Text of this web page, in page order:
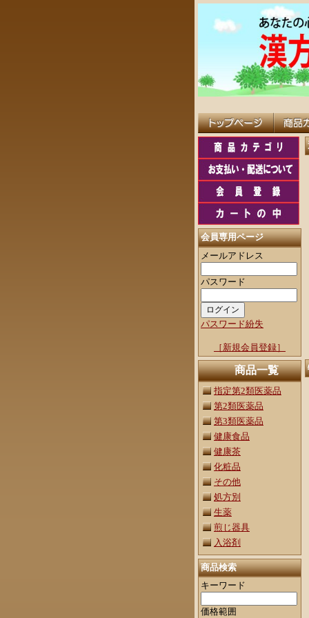
会員専用ページ
メールアドレス
パスワード
パスワード紛失
［新規会員登録］
商品一覧
指定第2類医薬品
第2類医薬品
第3類医薬品
健康食品
健康茶
化粧品
その他
処方別
生薬
煎じ器具
入浴剤
商品検索
キーワード
価格範囲